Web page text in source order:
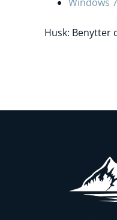
Husk: Benytter